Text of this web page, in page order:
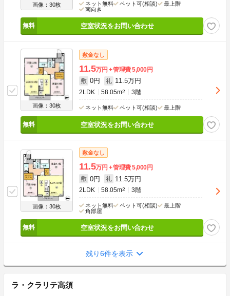
画像：30枚 ネット無料 ペット可(相談)
最上階
南向き
空室状況をお問い合わせ
画像：30枚
敷金なし
11.5万円 管理費5,000円
敷 0円 礼 11.5万円
2LDK 58.05m2 3階
ネット無料 ペット可(相談) 最上階
空室状況をお問い合わせ
画像：30枚
敷金なし
11.5万円 管理費5,000円
敷 0円 礼 11.5万円
2LDK 58.05m2 3階
ネット無料 ペット可(相談)
最上階
角部屋
空室状況をお問い合わせ
残り6件を表示
ラ・クラリテ高須